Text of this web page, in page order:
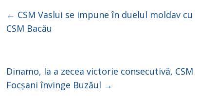
← CSM Vaslui se impune în duelul moldav cu
CSM Bacău
Dinamo, la a zecea victorie consecutivă, CSM
Focșani învinge Buzăul →